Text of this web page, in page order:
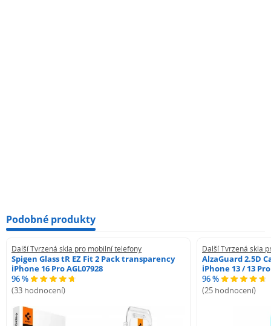
Podobné produkty
Další Tvrzená skla pro mobilní telefony
Spigen Glass tR EZ Fit 2 Pack transparency
iPhone 16 Pro AGL07928
96 %
(33 hodnocení)
Další Tvrzená skla
AlzaGuard 2.5D
iPhone 13 / 13 Pro
96 %
(25 hodnocení)